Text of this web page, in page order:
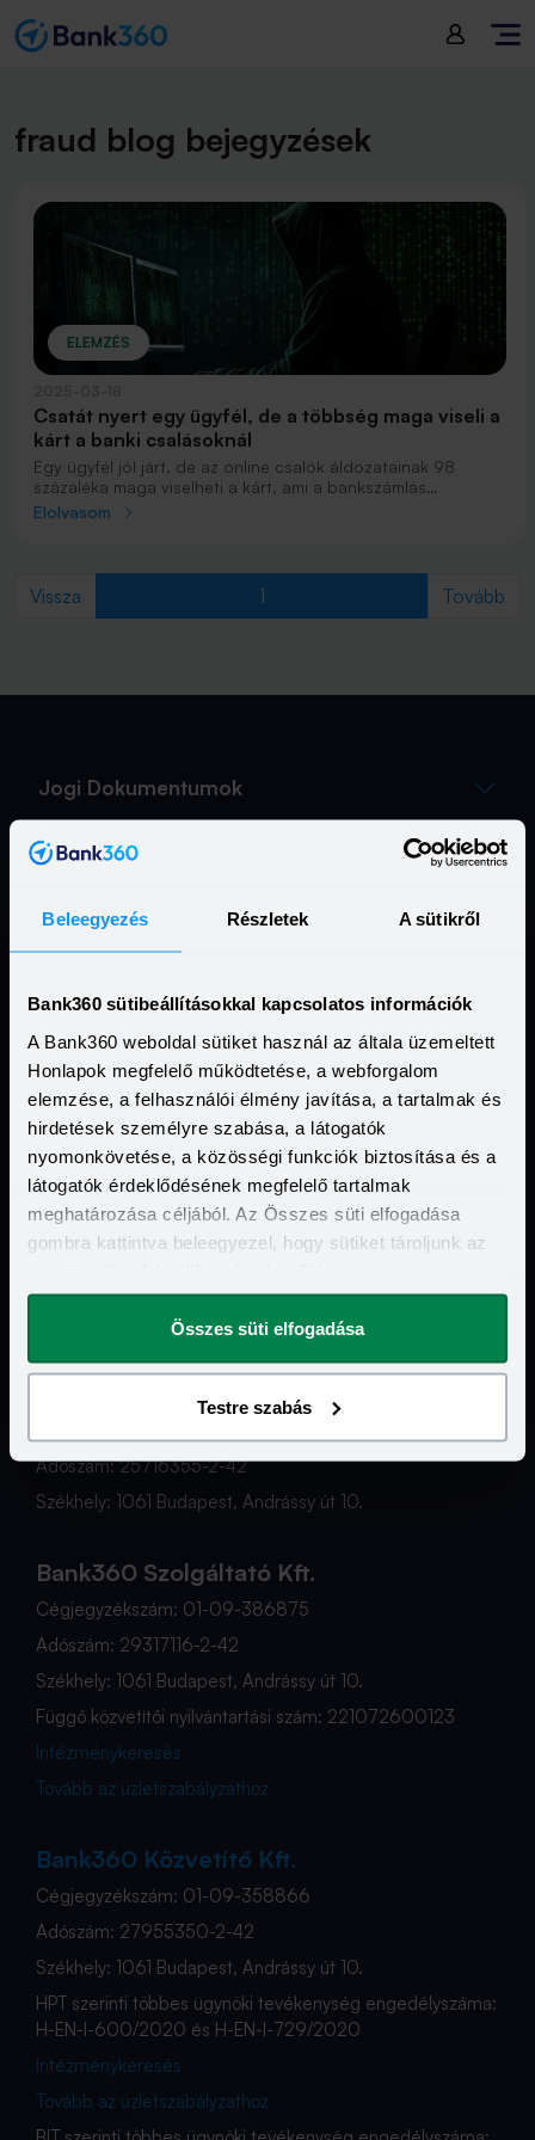
Beleegyezés Részletek A sütikről
Bank360 sütibeállításokkal kapcsolatos információk
A Bank360 weboldal sütiket használ az általa üzemeltett
Honlapok megfelelő működtetése, a webforgalom
elemzése, a felhasználói élmény javítása, a tartalmak és
hirdetések személyre szabása, a látogatók
nyomonkövetése, a közösségi funkciók biztosítása és a
látogatók érdeklődésének megfelelő tartalmak
meghatározása céljából. Az Összes süti elfogadása
gombra kattintva beleegyezel, hogy sütiket tároljunk az
megváltoztathatod.
Összes süti elfogadása
Testre szabás
fraud blog bejegyzések
ELEMZÉS
Csatát nyert egy ügyfél, de a többség maga viseli a
kárt a banki csalásoknál
Egy ügyfél jól járt, de az online csalók áldozatainak 98
százaléka maga viselheti a kárt, ami a bankszámlás
csalásoknál átlagosan milliós nagyságrendű. A bankkártyás
Elolvasom
Vissza 1(current) Tovább
Jogi Dokumentumok
Kapcsolat
Hasznos Linkek
Bank360 2026Ⓒ - Minden jog fenntartva.
Adószám: 25716355-2-42
Székhely: 1061 Budapest, Andrássy út 10.
Bank360 Szolgáltató Kft.
Cégjegyzékszám: 01-09-386875
Adószám: 29317116-2-42
Székhely: 1061 Budapest, Andrássy út 10.
Függő közvetítői nyilvántartási szám: 221072600123
Intézménykeresés
Tovább az üzletszabályzathoz
Bank360 Közvetítő Kft.
Cégjegyzékszám: 01-09-358866
Adószám: 27955350-2-42
Székhely: 1061 Budapest, Andrássy út 10.
HPT szerinti többes ügynöki tevékenység engedélyszáma:
H-EN-I-600/2020 és H-EN-I-729/2020
Intézménykeresés
Tovább az üzletszabályzathoz